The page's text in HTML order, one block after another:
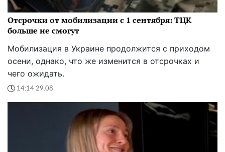
Отсрочки от мобилизации с 1 сентября: ТЦК
больше не смогут
Мобилизация в Украине продолжится с приходом
осени, однако, что же изменится в отсрочках и
чего ожидать.
14:14 29.08